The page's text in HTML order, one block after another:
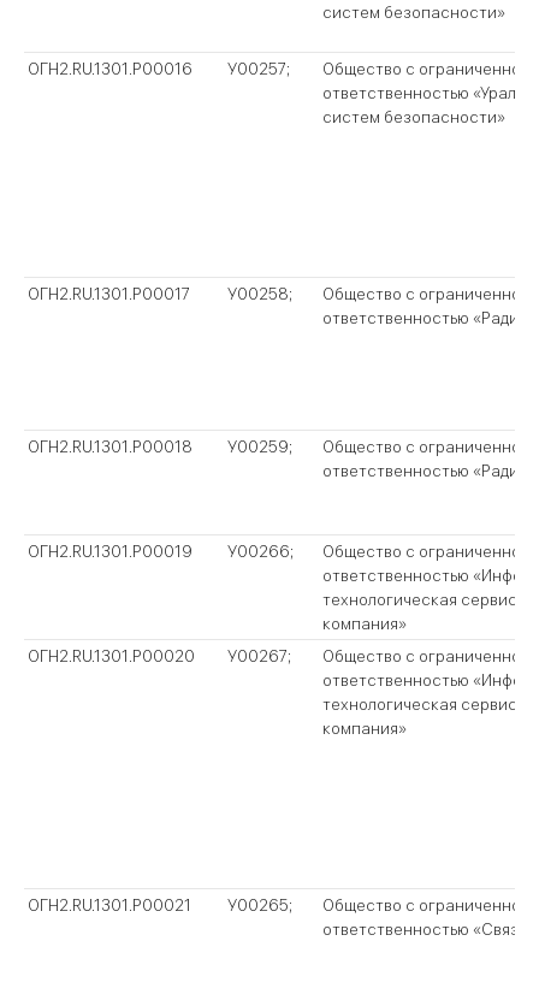
систем безопасности»
ОГН2.RU.1301.P00016 У00257;
Общество с ограниченной
ответственностью
систем безопасности»
ОГН2.RU.1301.P00017 У00258;
Общество с ограниченной
ответственностью
ОГН2.RU.1301.P00018 У00259;
Общество с ограниченной
ответственностью
ОГН2.RU.1301.P00019 У00266;
Общество с ограниченной
ответственностью
технологическая
компания»
ОГН2.RU.1301.P00020
У00267;
Общество с ограниченной
ответственностью
технологическая
компания»
ОГН2.RU.1301.P00021 У00265;
Общество с ограниченной
ответственностью